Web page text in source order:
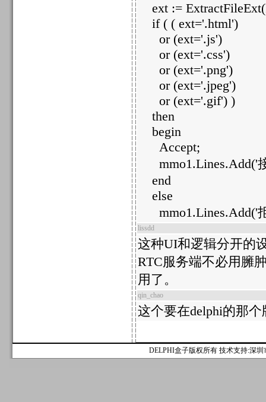
ext :=
if ( ( ext='.html')
or (ext='.js')
or (ext='.css')
or (ext='.png')
or (ext='.jpeg')
or (ext='.gif') )
then
begin
Accept;
mmo1.Lines.Add('
end
else
mmo1.Lines.Add('
lissdd
这种UI和逻辑分开的
RTC服务端不必用臃
用了。
qin_chao
这个要在delphi的那
DELPHI盒子版权所有 技术支持:深